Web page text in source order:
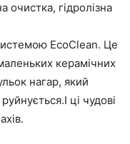
очистка, гідролізна
EcoClean. Це
керамічних
нагар, який
ці чудові